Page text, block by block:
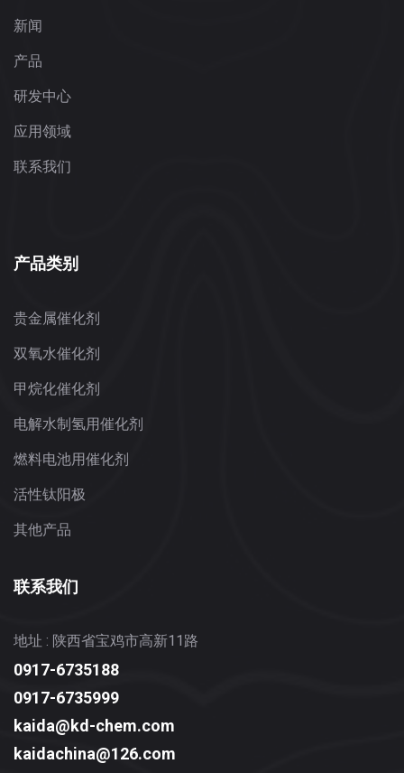
新闻
产品
研发中心
应用领域
联系我们
产品类别
贵金属催化剂
双氧水催化剂
甲烷化催化剂
电解水制氢用催化剂
燃料电池用催化剂
活性钛阳极
其他产品
联系我们
地址 : 陕西省宝鸡市高新11路
0917-6735188
0917-6735999
kaida@kd-chem.com
kaidachina@126.com